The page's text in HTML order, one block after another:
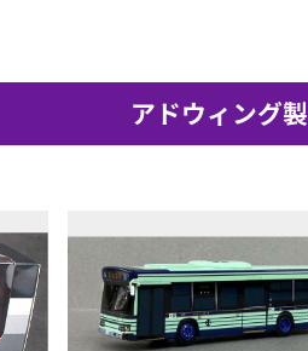
アドウィング製